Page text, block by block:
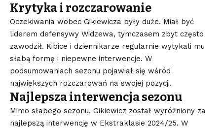
Krytyka i rozczarowanie
Oczekiwania wobec Gikiewicza były duże. Miał być
liderem defensywy Widzewa, tymczasem zbyt często
zawodził. Kibice i dziennikarze regularnie wytykali mu
słabą formę i niepewne interwencje. W
podsumowaniach sezonu pojawiał się wśród
największych rozczarowań na swojej pozycji.
Najlepsza interwencja sezonu
Mimo słabego sezonu, Gikiewicz został wyróżniony za
najlepszą interwencję w Ekstraklasie 2024/25. W